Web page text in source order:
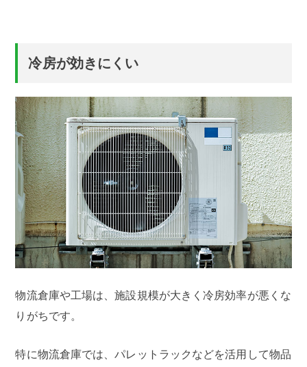
冷房が効きにくい
物流倉庫や工場は、施設規模が大きく冷房効率が悪くな
りがちです。
特に物流倉庫では、パレットラックなどを活用して物品